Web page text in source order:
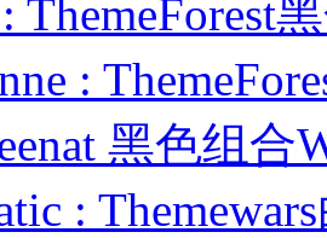
ThemeForest
:
黑色组合
: